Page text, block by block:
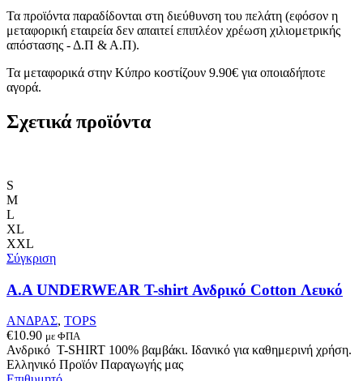
Τα προϊόντα παραδίδονται στη διεύθυνση του πελάτη (εφόσον η
μεταφορική εταιρεία δεν απαιτεί επιπλέον χρέωση χιλιομετρικής
απόστασης - Δ.Π & Α.Π).
Τα μεταφορικά στην Κύπρο κοστίζουν 9.90€ για οποιαδήποτε
αγορά.
Σχετικά προϊόντα
S
M
L
XL
XXL
Σύγκριση
Α.A UNDERWEAR T-shirt Ανδρικό Cotton Λευκό
ΑΝΔΡΑΣ, TOPS
€10.90 με ΦΠΑ
Ανδρικό T-SHIRT 100% βαμβάκι. Ιδανικό για καθημερινή χρήση.
Ελληνικό Προϊόν Παραγωγής μας